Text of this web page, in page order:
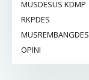
MUSDESUS KDMP
RKPDES
MUSREMBANGDES
OPINI